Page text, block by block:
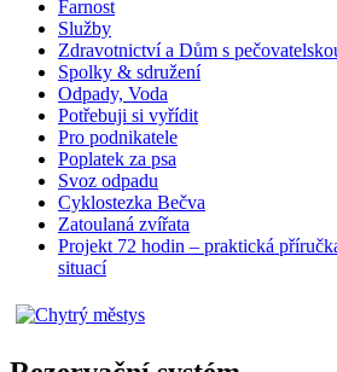
Farnost
Služby
Zdravotnictví a Dům s
Spolky & sdružení
Odpady, Voda
Potřebuji si vyřídit
Pro podnikatele
Poplatek za psa
Svoz odpadu
Cyklostezka Bečva
Zatoulaná zvířata
Projekt 72 hodin – praktická
situací